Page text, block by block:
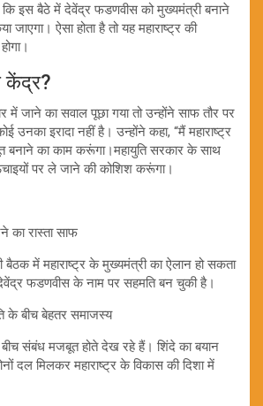
कि इस बैठे में देवेंद्र फडणवीस को मुख्यमंत्री बनाने
जाएगा। ऐसा होता है तो यह महाराष्ट्र की
केंद्र?
जाने का सवाल पूछा गया तो उन्होंने साफ तौर पर
उनका इरादा नहीं है। उन्होंने कहा, “मैं महाराष्ट्र
बनाने का काम करूंगा।महायुति सरकार के साथ
पर ले जाने की कोशिश करूंगा।
का रास्ता साफ
बैठक में महाराष्ट्र के मुख्यमंत्री का ऐलान हो सकता
फडणवीस के नाम पर सहमति बन चुकी है।
के बीच बेहतर समाजस्य
संबंध मजबूत होते देख रहे हैं। शिंदे का बयान
दल मिलकर महाराष्ट्र के विकास की दिशा में